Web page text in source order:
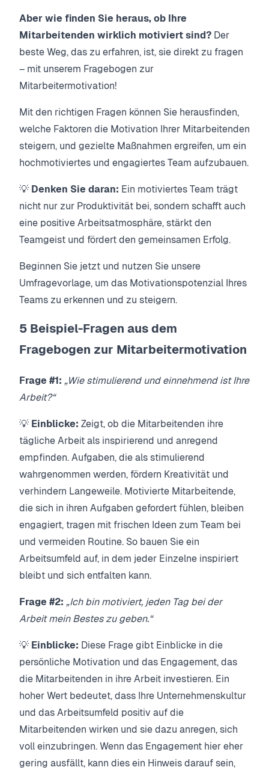
Aber wie finden Sie heraus, ob Ihre
Mitarbeitenden wirklich motiviert sind? Der
beste Weg, das zu erfahren, ist, sie direkt zu fragen
– mit unserem Fragebogen zur
Mitarbeitermotivation!
Mit den richtigen Fragen können Sie herausfinden,
welche Faktoren die Motivation Ihrer Mitarbeitenden
steigern, und gezielte Maßnahmen ergreifen, um ein
hochmotiviertes und engagiertes Team aufzubauen.
💡 Denken Sie daran: Ein motiviertes Team trägt
nicht nur zur Produktivität bei, sondern schafft auch
eine positive Arbeitsatmosphäre, stärkt den
Teamgeist und fördert den gemeinsamen Erfolg.
Beginnen Sie jetzt und nutzen Sie unsere
Umfragevorlage, um das Motivationspotenzial Ihres
Teams zu erkennen und zu steigern.
5 Beispiel-Fragen aus dem
Fragebogen zur Mitarbeitermotivation
Frage #1: „Wie stimulierend und einnehmend ist Ihre
Arbeit?“
💡 Einblicke: Zeigt, ob die Mitarbeitenden ihre
tägliche Arbeit als inspirierend und anregend
empfinden. Aufgaben, die als stimulierend
wahrgenommen werden, fördern Kreativität und
verhindern Langeweile. Motivierte Mitarbeitende,
die sich in ihren Aufgaben gefordert fühlen, bleiben
engagiert, tragen mit frischen Ideen zum Team bei
und vermeiden Routine. So bauen Sie ein
Arbeitsumfeld auf, in dem jeder Einzelne inspiriert
bleibt und sich entfalten kann.
Frage #2: „Ich bin motiviert, jeden Tag bei der
Arbeit mein Bestes zu geben.“
💡 Einblicke: Diese Frage gibt Einblicke in die
persönliche Motivation und das Engagement, das
die Mitarbeitenden in ihre Arbeit investieren. Ein
hoher Wert bedeutet, dass Ihre Unternehmenskultur
und das Arbeitsumfeld positiv auf die
Mitarbeitenden wirken und sie dazu anregen, sich
voll einzubringen. Wenn das Engagement hier eher
gering ausfällt, kann dies ein Hinweis darauf sein,